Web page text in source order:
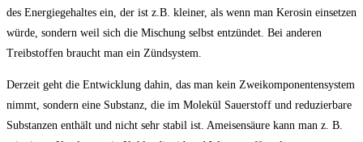
des Energiegehaltes ein, der ist z.B. kleiner, als wenn man Kerosin einsetzen
würde, sondern weil sich die Mischung selbst entzündet. Bei anderen
Treibstoffen braucht man ein Zündsystem.
Derzeit geht die Entwicklung dahin, das man kein Zweikomponentensystem
nimmt, sondern eine Substanz, die im Molekül Sauerstoff und reduzierbare
Substanzen enthält und nicht sehr stabil ist. Ameisensäure kann man z. B.